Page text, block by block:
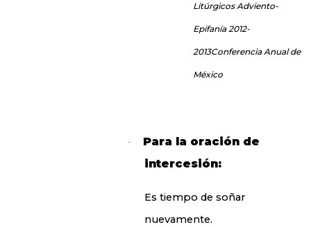
Litúrgicos Adviento-
Epifanía 2012-
2013Conferencia Anual de
México
·
Para la oración de
intercesión:
Es tiempo de soñar
nuevamente.